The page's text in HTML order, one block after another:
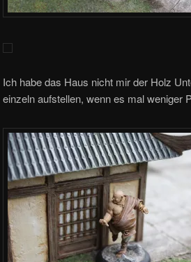
Ich habe das Haus nicht mir der Holz
einzeln aufstellen, wenn es mal weniger